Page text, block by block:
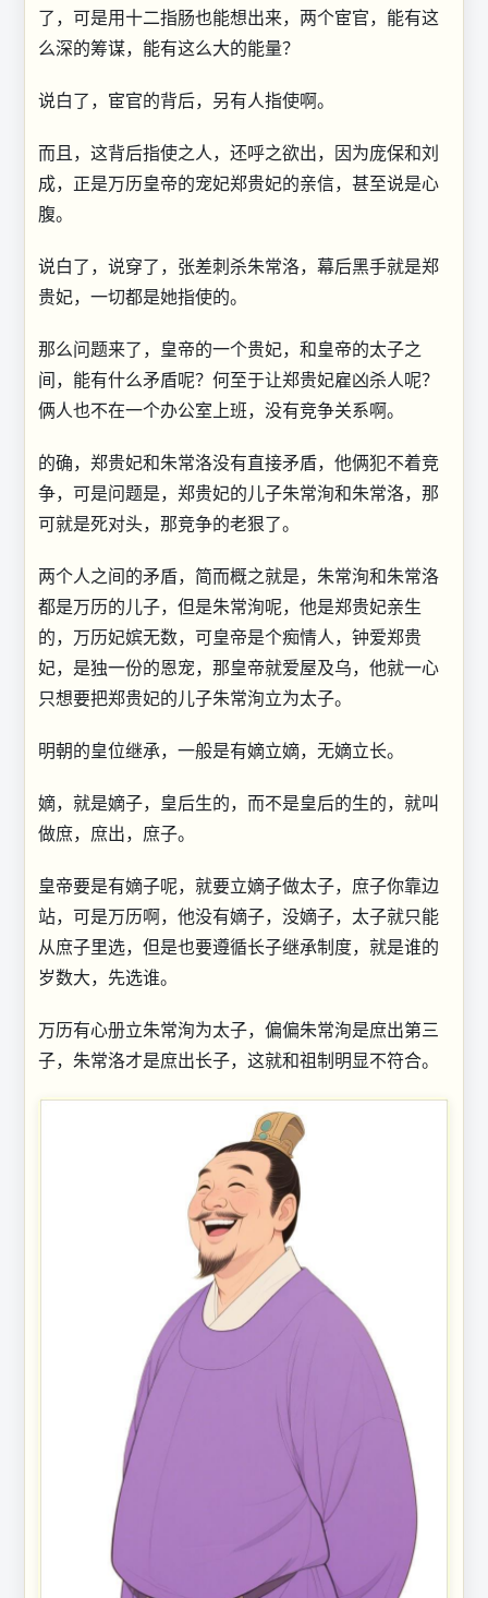
了，可是用十二指肠也能想出来，两个宦官，能有这
么深的筹谋，能有这么大的能量？
说白了，宦官的背后，另有人指使啊。
而且，这背后指使之人，还呼之欲出，因为庞保和刘
成，正是万历皇帝的宠妃郑贵妃的亲信，甚至说是心
腹。
说白了，说穿了，张差刺杀朱常洛，幕后黑手就是郑
贵妃，一切都是她指使的。
那么问题来了，皇帝的一个贵妃，和皇帝的太子之
间，能有什么矛盾呢？何至于让郑贵妃雇凶杀人呢？
俩人也不在一个办公室上班，没有竞争关系啊。
的确，郑贵妃和朱常洛没有直接矛盾，他俩犯不着竞
争，可是问题是，郑贵妃的儿子朱常洵和朱常洛，那
可就是死对头，那竞争的老狠了。
两个人之间的矛盾，简而概之就是，朱常洵和朱常洛
都是万历的儿子，但是朱常洵呢，他是郑贵妃亲生
的，万历妃嫔无数，可皇帝是个痴情人，钟爱郑贵
妃，是独一份的恩宠，那皇帝就爱屋及乌，他就一心
只想要把郑贵妃的儿子朱常洵立为太子。
明朝的皇位继承，一般是有嫡立嫡，无嫡立长。
嫡，就是嫡子，皇后生的，而不是皇后的生的，就叫
做庶，庶出，庶子。
皇帝要是有嫡子呢，就要立嫡子做太子，庶子你靠边
站，可是万历啊，他没有嫡子，没嫡子，太子就只能
从庶子里选，但是也要遵循长子继承制度，就是谁的
岁数大，先选谁。
万历有心册立朱常洵为太子，偏偏朱常洵是庶出第三
子，朱常洛才是庶出长子，这就和祖制明显不符合。